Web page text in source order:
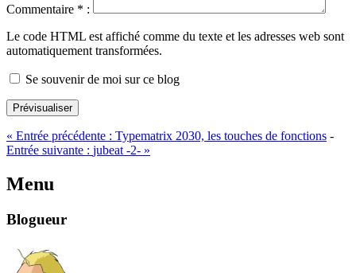
Commentaire * :
Le code HTML est affiché comme du texte et les adresses web sont
automatiquement transformées.
Se souvenir de moi sur ce blog
Prévisualiser
« Entrée précédente : Typematrix 2030, les touches de fonctions -
Entrée suivante : jubeat -2- »
Menu
Blogueur